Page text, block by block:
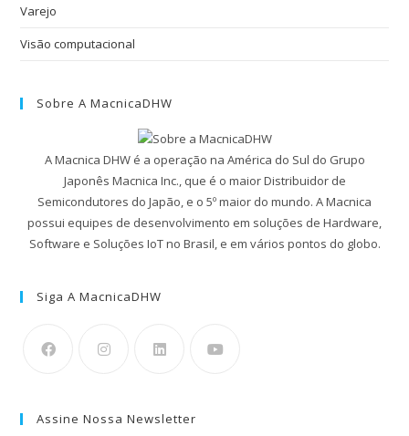
Varejo
Visão computacional
Sobre A MacnicaDHW
A Macnica DHW é a operação na América do Sul do Grupo
Japonês Macnica Inc., que é o maior Distribuidor de
Semicondutores do Japão, e o 5º maior do mundo. A Macnica
possui equipes de desenvolvimento em soluções de Hardware,
Software e Soluções IoT no Brasil, e em vários pontos do globo.
Siga A MacnicaDHW
Assine Nossa Newsletter